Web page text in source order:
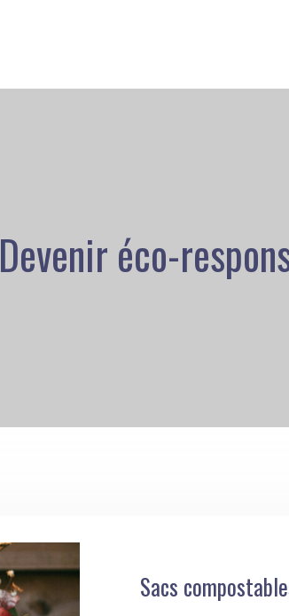
Devenir éco-
Sacs